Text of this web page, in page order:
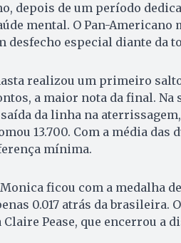
depois de um período
mental. O Pan-Americano
desfecho especial diante da
realizou um primeiro
a maior nota da final.
da linha na
13.700. Com a média das
mínima.
ficou com a medalha
0.017 atrás da brasileira.
Pease, que encerrou a